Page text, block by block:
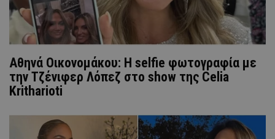
Αθηνά Οικονομάκου: Η selfie φωτογραφία με
την Τζένιφερ Λόπεζ στο show της Celia
Kritharioti